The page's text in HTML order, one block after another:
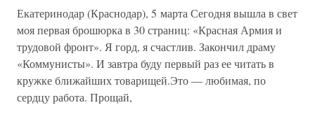
Екатеринодар (Краснодар), 5 марта Сегодня вышла в свет
моя первая брошюрка в 30 страниц: «Красная Армия и
трудовой фронт». Я горд, я счастлив. Закончил драму
«Коммунисты». И завтра буду первый раз ее читать в
кружке ближайших товарищей.Это — любимая, по
сердцу работа. Прощай,